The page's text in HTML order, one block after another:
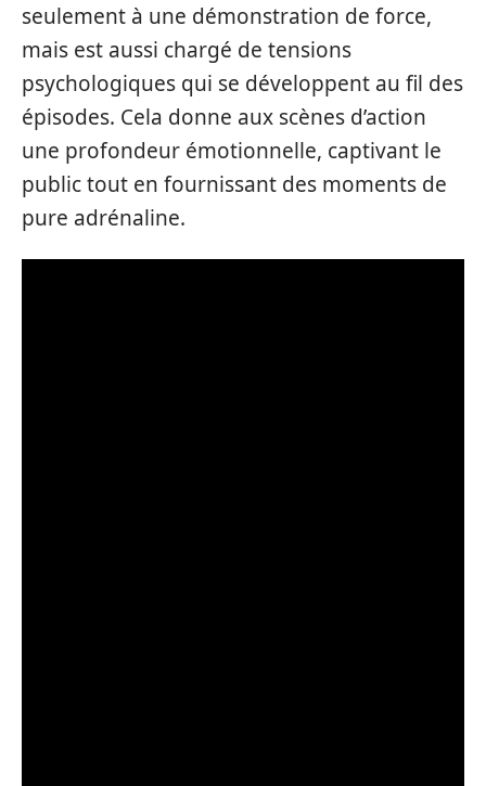
seulement à une démonstration de force,
mais est aussi chargé de tensions
psychologiques qui se développent au fil des
épisodes. Cela donne aux scènes d’action
une profondeur émotionnelle, captivant le
public tout en fournissant des moments de
pure adrénaline.